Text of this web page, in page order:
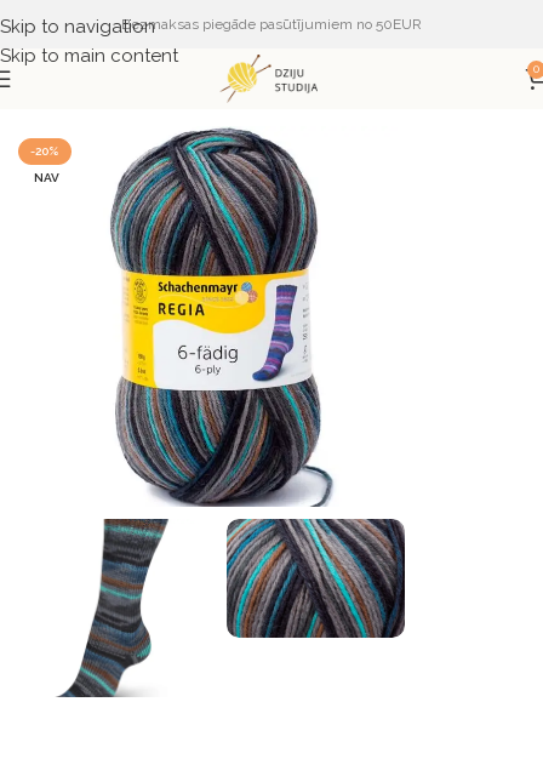
Skip to navigation
Skip to main content
Bezmaksas piegāde pasūtījumiem no 50EUR
0
DZIJA PĒC RAŽOTĀJA
-20%
NAV